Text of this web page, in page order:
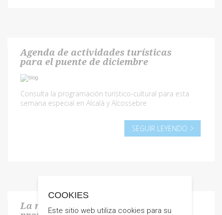
Agenda de actividades turísticas
para el puente de diciembre
Consulta la programación turístico-cultural para esta
semana especial en Alcalà y Alcossebre
SEGUIR LEYENDO
La repostería y el humor serán los
COOKIES
Este sitio web utiliza cookies para su